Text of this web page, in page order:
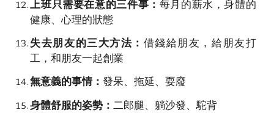
上班只需要在意的三件事： 每月的薪水 ，身體的
健康、心理的狀態
失去朋友的三大方法： 借錢給朋友，給朋友打
工，和朋友一起創業
無意義的事情：發呆、拖延、耍廢
身體舒服的姿勢：二郎腿、躺沙發、駝背